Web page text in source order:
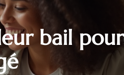
bail pour